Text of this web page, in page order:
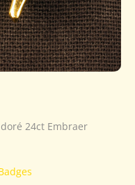
doré 24ct Embraer